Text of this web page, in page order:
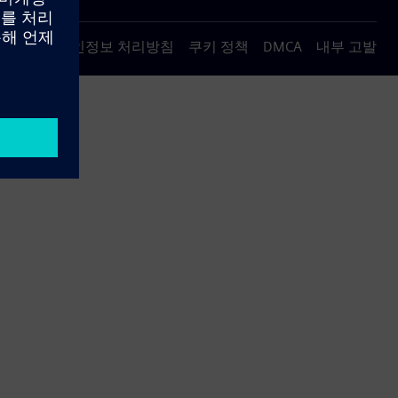
약관 개인정보 처리방침 쿠키 정책 DMCA 내부 고발